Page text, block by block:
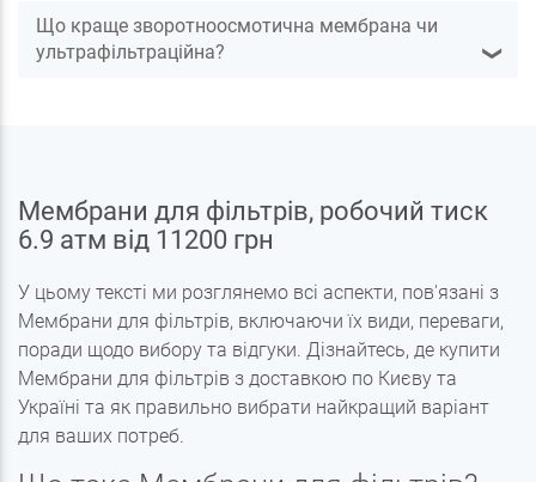
Що краще зворотноосмотична мембрана чи
ультрафільтраційна?
❯
Мембрани для фільтрів, робочий тиск
6.9 атм від 11200 грн
У цьому тексті ми розглянемо всі аспекти, пов'язані з
Мембрани для фільтрів, включаючи їх види, переваги,
поради щодо вибору та відгуки. Дізнайтесь, де купити
Мембрани для фільтрів з доставкою по Києву та
Україні та як правильно вибрати найкращий варіант
для ваших потреб.